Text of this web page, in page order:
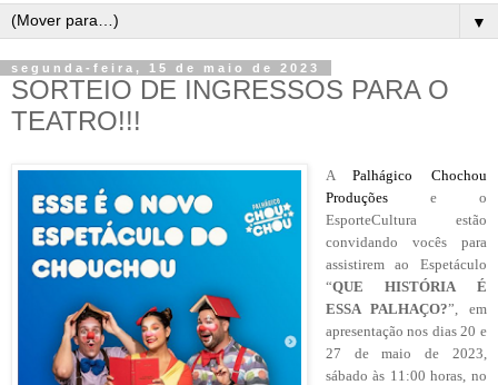
▼
segunda-feira, 15 de maio de 2023
SORTEIO DE INGRESSOS PARA O
TEATRO!!!
APalhágico Chochou
Produçõese o
EsporteCultura estão
convidando vocês para
assistirem ao Espetáculo
“QUE HISTÓRIA É
ESSA PALHAÇO?”, em
apresentação nos dias 20 e
27 de maio de 2023,
sábado às 11:00 horas, no